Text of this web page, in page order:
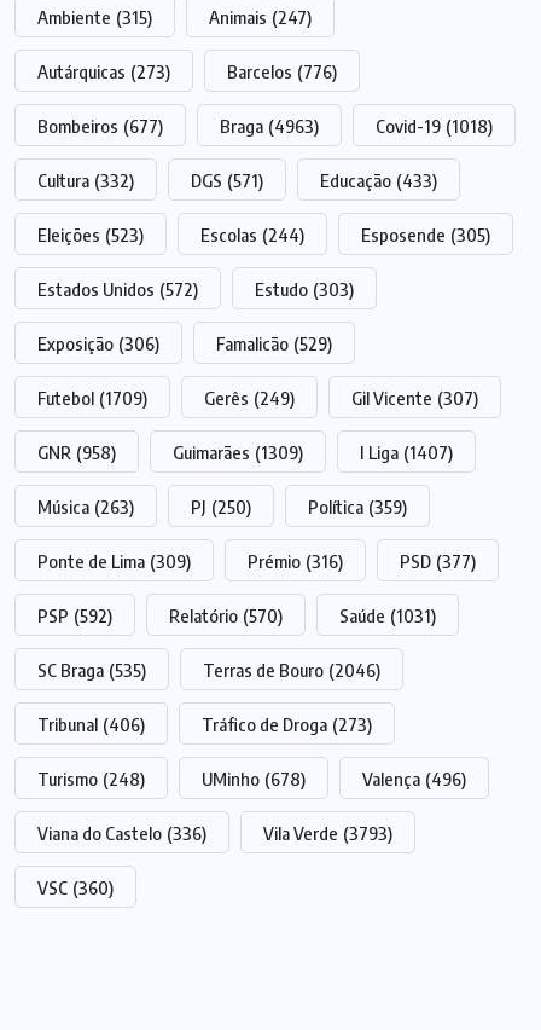
Ambiente (315) Animais (247)
Autárquicas (273) Barcelos (776)
Bombeiros (677) Braga (4963) Covid-19 (1018)
Cultura (332) DGS (571) Educação (433)
Eleições (523) Escolas (244) Esposende (305)
Estados Unidos (572) Estudo (303)
Exposição (306) Famalicão (529)
Futebol (1709) Gerês (249) Gil Vicente (307)
GNR (958) Guimarães (1309) I Liga (1407)
Música (263) PJ (250) Política (359)
Ponte de Lima (309) Prémio (316) PSD (377)
PSP (592) Relatório (570) Saúde (1031)
SC Braga (535) Terras de Bouro (2046)
Tribunal (406) Tráfico de Droga (273)
Turismo (248) UMinho (678) Valença (496)
Viana do Castelo (336) Vila Verde (3793)
VSC (360)